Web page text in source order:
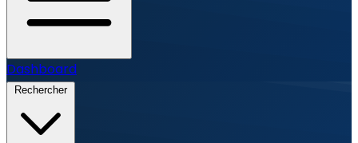
Dashboard
Rechercher